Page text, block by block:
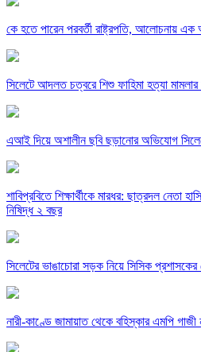
কে হতে পারেন পরবর্তী রাষ্ট্রপতি, আলোচনায়
সিলেটে আদলত চত্বরে শিশু ফাহিমা হত্যা
এআই দিয়ে অশালীন ছবি ছড়ানোর অভিযোগ
শাবিপ্রবিতে শিক্ষার্থীকে মারধর: ছাত্রদল নেতা
নিষিদ্ধ ২ বছর
সিলেটের ভাঙাচোরা সড়ক নিয়ে সিসিক
নারী-কাণ্ডে জামায়াত থেকে বহিস্কার এমপি